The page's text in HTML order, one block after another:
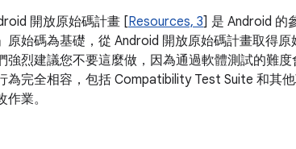
開放原始碼計畫 [Resources, 3] 是 Android 的
原始碼為基礎，從 Android 開放原始碼計畫取得
強烈建議您不要這麼做，因為通過軟體測試的難
為完全相容，包括 Compatibility Test Suite 和其
作業。